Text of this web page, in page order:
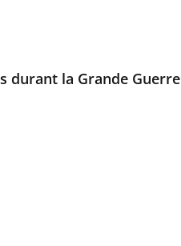
durant la Grande Guerre